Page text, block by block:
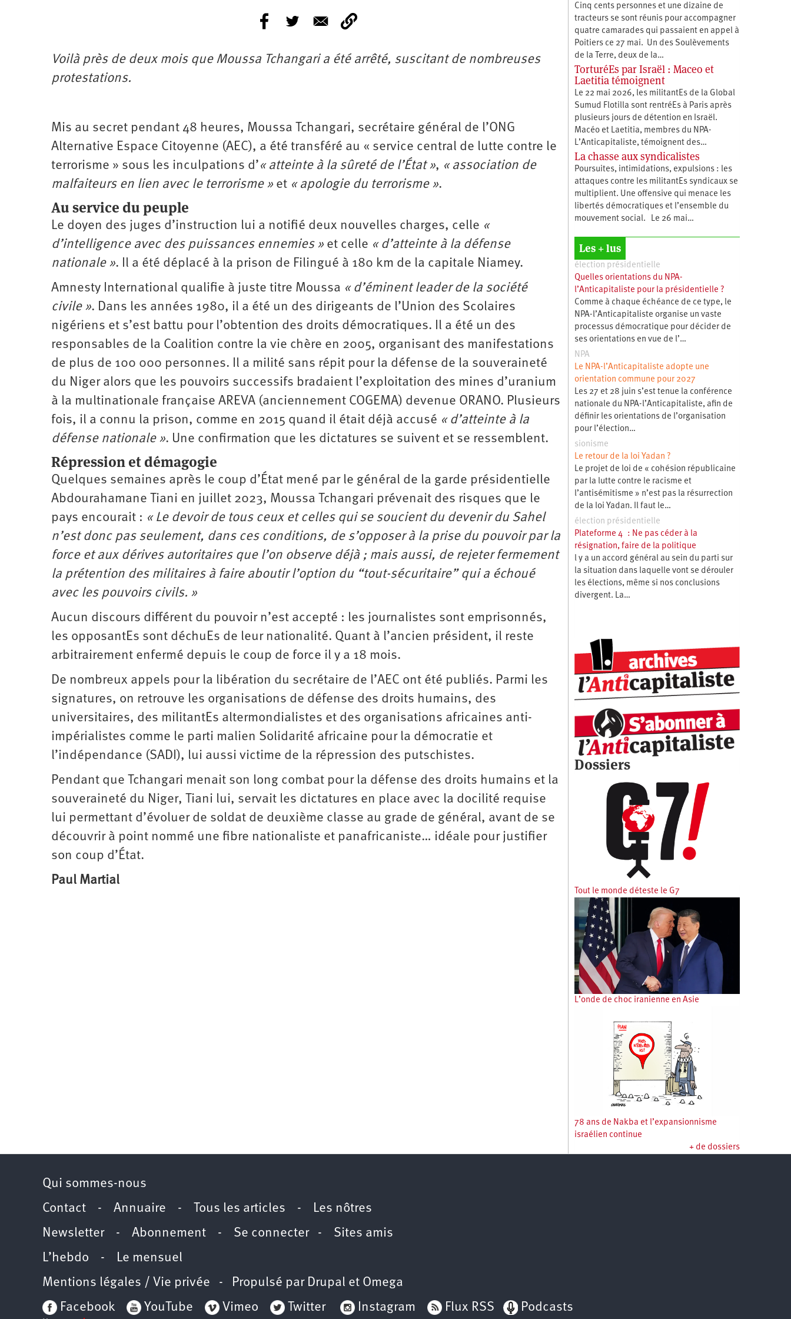
Voilà près de deux mois que Moussa Tchangari a été arrêté, suscitant de nombreuses
protestations.
Mis au secret pendant 48 heures, Moussa Tchangari, secrétaire général de l’ONG
Alternative Espace Citoyenne (AEC), a été transféré au « service central de lutte contre le
terrorisme » sous les inculpations d’« atteinte à la sûreté de l’État », « association de
malfaiteurs en lien avec le terrorisme » et « apologie du terrorisme ».
Au service du peuple
Le doyen des juges d’instruction lui a notifié deux nouvelles charges, celle «
d’intelligence avec des puissances ennemies » et celle ­ « ­d’atteinte à la défense
nationale ». Il a été déplacé à la prison de Filingué à 180 km de la capitale Niamey.
Amnesty International qualifie à juste titre Moussa « d’éminent leader de la société
civile ». Dans les années 1980, il a été un des dirigeants de l’Union des Scolaires
nigériens et s’est battu pour l’obtention des droits démocratiques. Il a été un des
responsables de la Coalition contre la vie chère en 2005, organisant des manifestations
de plus de 100 000 personnes. Il a milité sans répit pour la défense de la souveraineté
du Niger alors que les pouvoirs successifs bradaient l’exploitation des mines d’uranium
à la multinationale française AREVA (anciennement COGEMA) devenue ORANO. Plusieurs
fois, il a connu la prison, comme en 2015 quand il était déjà accusé « d’atteinte à la
défense nationale ». Une confirmation que les dictatures se suivent et se ressemblent.
Répression et démagogie
Quelques semaines après le coup d’État mené par le général de la garde présidentielle
Abdourahamane Tiani en juillet 2023, Moussa Tchangari prévenait des risques que le
pays encourait : « Le devoir de tous ceux et celles qui se soucient du devenir du Sahel
n’est donc pas seulement, dans ces conditions, de s’opposer à la prise du pouvoir par la
force et aux dérives autoritaires que l’on observe déjà ; mais aussi, de rejeter fermement
la prétention des militaires à faire aboutir l’option du “tout-sécuritaire” qui a échoué
avec les pouvoirs civils. »
Aucun discours différent du pouvoir n’est accepté : les journalistes sont emprisonnés,
les opposantEs sont déchuEs de leur nationalité. Quant à l’ancien président, il reste
arbitrairement enfermé depuis le coup de force il y a 18 mois.
De nombreux appels pour la libération du secrétaire de l’AEC ont été publiés. Parmi les
signatures, on retrouve les organisations de défense des droits humains, des
universitaires, des militantEs altermondialistes et des organisations africaines anti-
impérialistes comme le parti malien Solidarité africaine pour la démocratie et
l’indépendance (SADI), lui aussi victime de la répression des putschistes.
Pendant que Tchangari menait son long combat pour la défense des droits humains et la
souveraineté du Niger, Tiani lui, servait les dictatures en place avec la docilité requise
lui permettant d’évoluer de soldat de deuxième classe au grade de général, avant de se
découvrir à point nommé une fibre nationaliste et panafricaniste… idéale pour justifier
son coup d’État.
Paul Martial
Cinq cents personnes et une dizaine de
tracteurs se sont réunis pour accompagner
quatre camarades qui passaient en appel à
Poitiers ce 27 mai. Un des Soulèvements
de la Terre, deux de la…
TorturéEs par Israël : Maceo et
Laetitia témoignent
Le 22 mai 2026, les militantEs de la Global
Sumud Flotilla sont rentréEs à Paris après
plusieurs jours de détention en Israël.
Macéo et Laetitia, membres du ‪NPA-
L’Anticapitaliste, témoignent des…
La chasse aux syndicalistes
Poursuites, intimidations, expulsions : les
attaques contre les militantEs syndicaux se
multiplient. Une offensive qui menace les
libertés démocratiques et l’ensemble du
mouvement social. Le 26 mai…
Les + lus
élection présidentielle
Quelles orientations du NPA-
l’Anticapitaliste pour la présidentielle ?
Comme à chaque échéance de ce type, le
NPA-l’Anticapitaliste organise un vaste
processus démocratique pour décider de
ses orientations en vue de l’…
NPA
Le NPA-l’Anticapitaliste adopte une
orientation commune pour 2027
Les 27 et 28 juin s’est tenue la conférence
nationale du NPA-l’Anticapitaliste, afin de
définir les orientations de l’organisation
pour l’élection…
sionisme
Le retour de la loi Yadan ?
Le projet de loi de « cohésion républicaine
par la lutte contre le racisme et
l’antisémitisme » n’est pas la résurrection
de la loi Yadan. Il faut le…
élection présidentielle
Plateforme 4 : Ne pas céder à la
résignation, faire de la politique
l y a un accord général au sein du parti sur
la situation dans laquelle vont se dérouler
les élections, même si nos conclusions
divergent. La…
Dossiers
Tout le monde déteste le G7
L’onde de choc iranienne en Asie
78 ans de Nakba et l’expansionnisme
israélien continue
+ de dossiers
Qui sommes-nous
Contact - Annuaire - Tous les articles - Les nôtres
Newsletter- Abonnement - Se connecter- Sites amis
L’hebdo - Le mensuel
Mentions légales / Vie privée - Propulsé par Drupal et Omega
Facebook
YouTube Vimeo Twitter Instagram Flux RSS Podcasts